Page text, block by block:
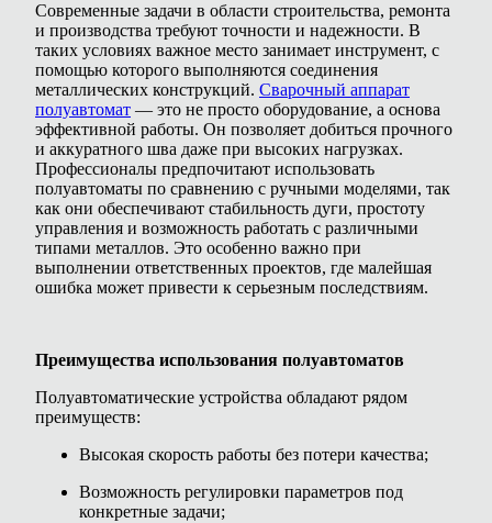
Современные задачи в области строительства, ремонта
и производства требуют точности и надежности. В
таких условиях важное место занимает инструмент, с
помощью которого выполняются соединения
металлических конструкций. Сварочный аппарат
полуавтомат — это не просто оборудование, а основа
эффективной работы. Он позволяет добиться прочного
и аккуратного шва даже при высоких нагрузках.
Профессионалы предпочитают использовать
полуавтоматы по сравнению с ручными моделями, так
как они обеспечивают стабильность дуги, простоту
управления и возможность работать с различными
типами металлов. Это особенно важно при
выполнении ответственных проектов, где малейшая
ошибка может привести к серьезным последствиям.
Преимущества использования полуавтоматов
Полуавтоматические устройства обладают рядом
преимуществ:
Высокая скорость работы без потери качества;
Возможность регулировки параметров под
конкретные задачи;